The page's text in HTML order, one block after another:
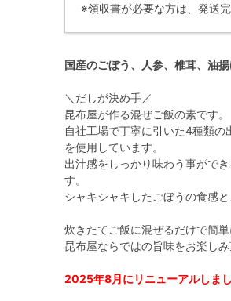
※領収書が必要な方は、発送
国産のごぼう、人参、椎茸、油
＼だしが決め手／
昆布屋が作る混ぜご飯の素です。
自社工場で丁寧に引いた4種類
を使用しています。
出汁感をしっかり味わう事がで
す。
シャキシャキしたごぼうの食感
炊きたてご飯に混ぜるだけで簡単
昆布屋ならではの旨味をお楽しみ
2025年8月にリニューアルしまし